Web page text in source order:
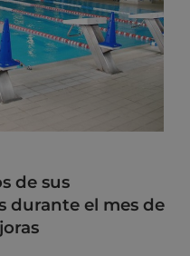
de sus
durante el mes de